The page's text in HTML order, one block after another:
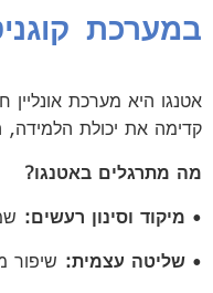
במערכת
אטנגו היא מערכת
קדימה את יכולת הלמידה,
מה מתרגלים באטנגו?
• מיקוד וסינון רעשים:
• שליטה עצמית: שיפור